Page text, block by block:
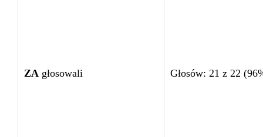
ZA głosowali Głosów: 21 z 22